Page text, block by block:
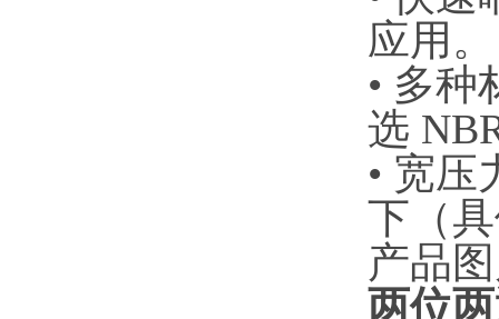
应用。
• 多种
选
• 宽压
下（
产品
两位